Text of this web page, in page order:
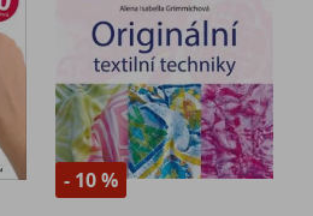
- 10 %